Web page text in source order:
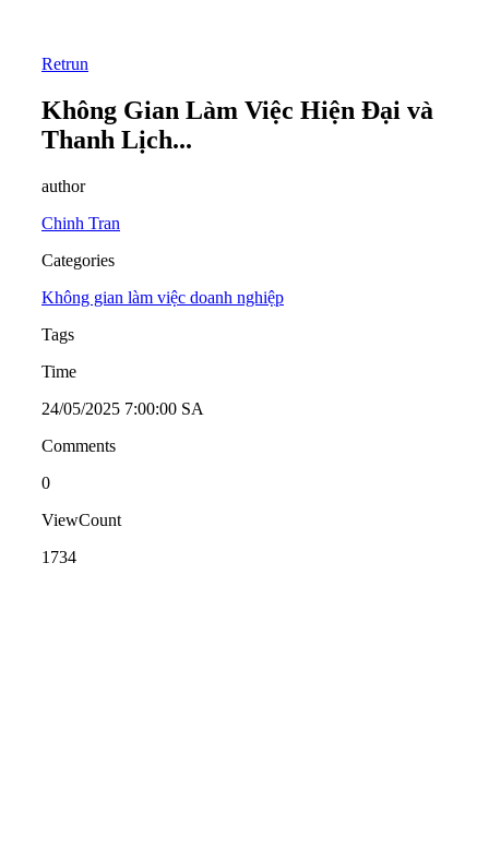
Retrun
Không Gian Làm Việc Hiện Đại và
Thanh Lịch...
author
Chinh Tran
Categories
Không gian làm việc doanh nghiệp
Tags
Time
24/05/2025 7:00:00 SA
Comments
0
ViewCount
1734